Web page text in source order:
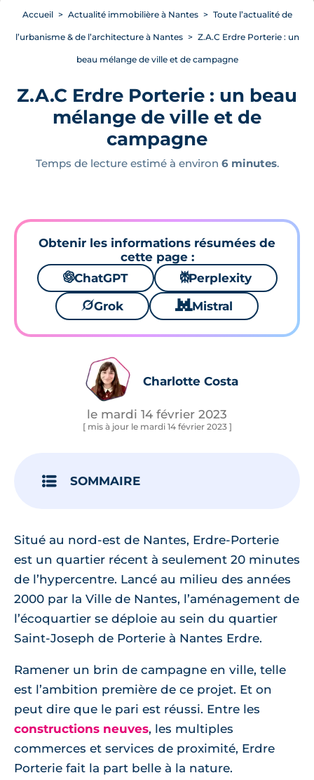
Accueil Actualité immobilière à Nantes Toute l’actualité de
l’urbanisme & de l’architecture à Nantes Z.A.C Erdre Porterie : un
beau mélange de ville et de campagne
Z.A.C Erdre Porterie : un beau
mélange de ville et de
campagne
Temps de lecture estimé à environ 6 minutes.
Obtenir les informations résumées de
cette page :
🌌ChatGPT ⚙Perplexity
🪐Grok 🐱 Mistral
Charlotte Costa
le mardi 14 février 2023
[ mis à jour le mardi 14 février 2023 ]
SOMMAIRE
Situé au nord-est de Nantes, Erdre-Porterie
est un quartier récent à seulement 20 minutes
de l’hypercentre. Lancé au milieu des années
2000 par la Ville de Nantes, l’aménagement de
l’écoquartier se déploie au sein du quartier
Saint-Joseph de Porterie à Nantes Erdre.
Ramener un brin de campagne en ville, telle
est l’ambition première de ce projet. Et on
peut dire que le pari est réussi. Entre les
constructions neuves, les multiples
commerces et services de proximité, Erdre
Porterie fait la part belle à la nature.